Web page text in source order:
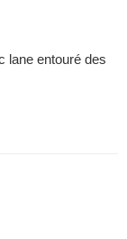
lane entouré des